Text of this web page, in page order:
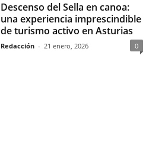
Descenso del Sella en canoa:
una experiencia imprescindible
de turismo activo en Asturias
Redacción - 21 enero, 2026 0